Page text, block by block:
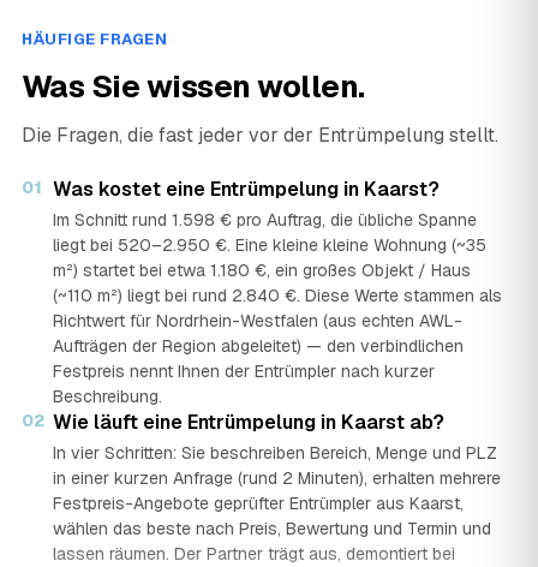
HÄUFIGE FRAGEN
Was Sie wissen wollen.
Die Fragen, die fast jeder vor der Entrümpelung stellt.
01 Was kostet eine Entrümpelung in Kaarst?
Im Schnitt rund 1.598 € pro Auftrag, die übliche Spanne
liegt bei 520–2.950 €. Eine kleine kleine Wohnung (~35
m²) startet bei etwa 1.180 €, ein großes Objekt / Haus
(~110 m²) liegt bei rund 2.840 €. Diese Werte stammen als
Richtwert für Nordrhein-Westfalen (aus echten AWL-
Aufträgen der Region abgeleitet) — den verbindlichen
Festpreis nennt Ihnen der Entrümpler nach kurzer
Beschreibung.
02 Wie läuft eine Entrümpelung in Kaarst ab?
In vier Schritten: Sie beschreiben Bereich, Menge und PLZ
in einer kurzen Anfrage (rund 2 Minuten), erhalten mehrere
Festpreis-Angebote geprüfter Entrümpler aus Kaarst,
wählen das beste nach Preis, Bewertung und Termin und
lassen räumen. Der Partner trägt aus, demontiert bei